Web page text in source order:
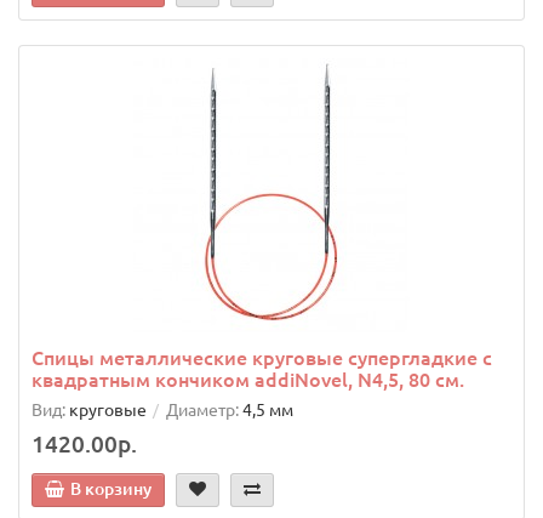
Спицы металлические круговые супергладкие c
квадратным кончиком addiNovel, N4,5, 80 см.
Вид: круговые Диаметр:4,5 мм
1420.00р.
В корзину